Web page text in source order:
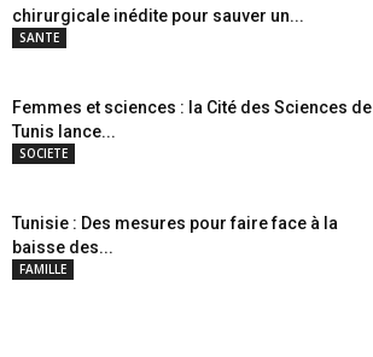
chirurgicale inédite pour sauver un...
SANTE
Femmes et sciences : la Cité des Sciences de
Tunis lance...
SOCIETE
Tunisie : Des mesures pour faire face à la
baisse des...
FAMILLE